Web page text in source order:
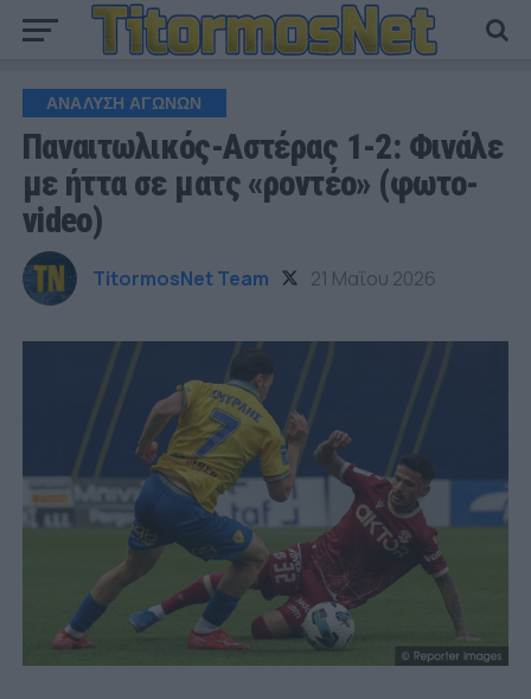
ΑΝΑΛΥΣΗ ΑΓΩΝΩΝ
Παναιτωλικός-Αστέρας 1-2: Φινάλε
με ήττα σε ματς «ροντέο» (φωτο-
video)
TitormosNet Team 21 Μαΐου 2026